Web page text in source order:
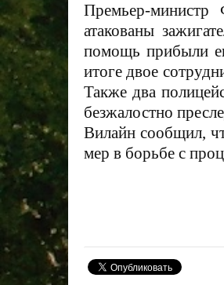
Премьер-
атакованы
помощь прибыли
итоге двое
Также два
безжалостно
Вилайн сообщил,
мер в борьбе с